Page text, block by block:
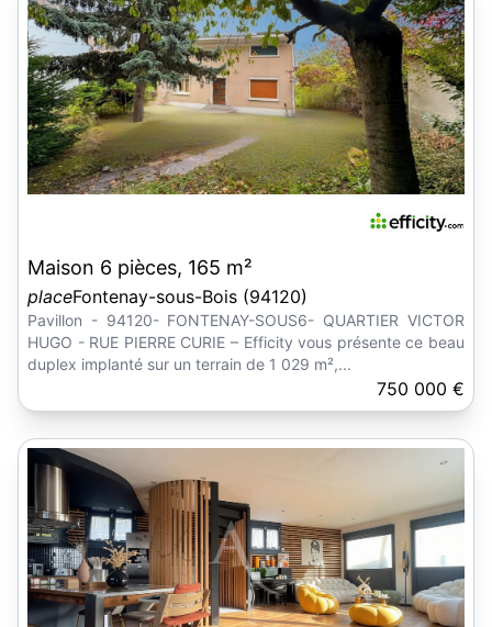
Maison 6 pièces, 165 m²
placeFontenay-sous-Bois (94120)
Pavillon - 94120- FONTENAY-SOUS6- QUARTIER VICTOR
HUGO - RUE PIERRE CURIE – Efficity vous présente ce beau
duplex implanté sur un terrain de 1 029 m²,...
750 000 €